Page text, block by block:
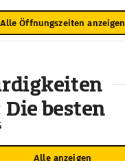
Alle Öffnungszeiten anzeigen
Alle anzeigen
besten